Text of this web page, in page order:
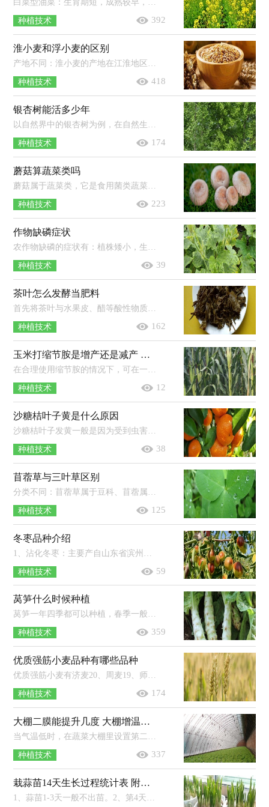
白菜型油菜：生育期短，成熟较早，耐瘠薄，抗病力弱，生产潜力小，稳产性差，含油量中等，一般在35-38％。芥菜型油菜：含油量低，一般在30-35％，且油品质较...
种植技术 392
淮小麦和浮小麦的区别
产地不同：淮小麦的产地在江淮地区，因此被称为淮小麦。浮小麦则通常是生长在北方地区的，对环境的适应能力强，全国各地都有栽培。泡水后...
种植技术 418
银杏树能活多少年
以自然界中的银杏树为例，在自然生长的情况下，它的寿命可达到上千年，甚至是5000年之久。银杏树在很早以前就已经生长在地球上，但是现存...
种植技术 174
蘑菇算蔬菜类吗
种植技术 223
作物缺磷症状
种植技术 39
茶叶怎么发酵当肥料
种植技术 162
玉米打缩节胺是增产还是减产 缩节胺打过量了怎么办
种植技术 12
沙糖桔叶子黄是什么原因
种植技术 38
苜蓿草与三叶草区别
种植技术 125
冬枣品种介绍
种植技术 59
莴笋什么时候种植
莴笋一年四季都可以种植，春季一般在2-3月份种植，此时种植成活率较高；夏季一般在6-7月份种植，种植后需要用遮阳网防晒；秋季一般在8-9月...
种植技术 359
优质强筋小麦品种有哪些品种
优质强筋小麦有济麦20、周麦19、师栾02-1、鄂麦23、新麦26、永良4号等品种。1、济麦20：属于中晚熟半冬性小麦，株型紧凑，株高73厘米左...
种植技术 174
大棚二膜能提升几度 大棚增温宝成分
当气温低时，在蔬菜大棚里设置第二层棚膜，可以将蔬菜大棚的温度提高4℃左右，能有效抵御冻害。一些农药会影响农膜的寿命，尤其是含有硫...
种植技术 337
栽蒜苗14天生长过程统计表 附蒜苗的种植时间
1、蒜苗1-3天一般不出苗。2、第4天高度约1厘米，第6天约3厘米，第8天约5厘米，第10天约13厘米，第12天约20厘米，第14天约24厘米。3、蒜苗一...